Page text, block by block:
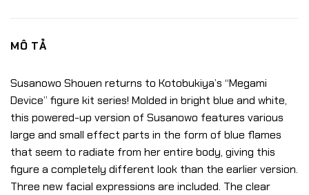
MÔ TẢ
Susanowo Shouen returns to Kotobukiya’s “Megami
Device” figure kit series! Molded in bright blue and white,
this powered-up version of Susanowo features various
large and small effect parts in the form of blue flames
that seem to radiate from her entire body, giving this
figure a completely different look than the earlier version.
Three new facial expressions are included. The clear